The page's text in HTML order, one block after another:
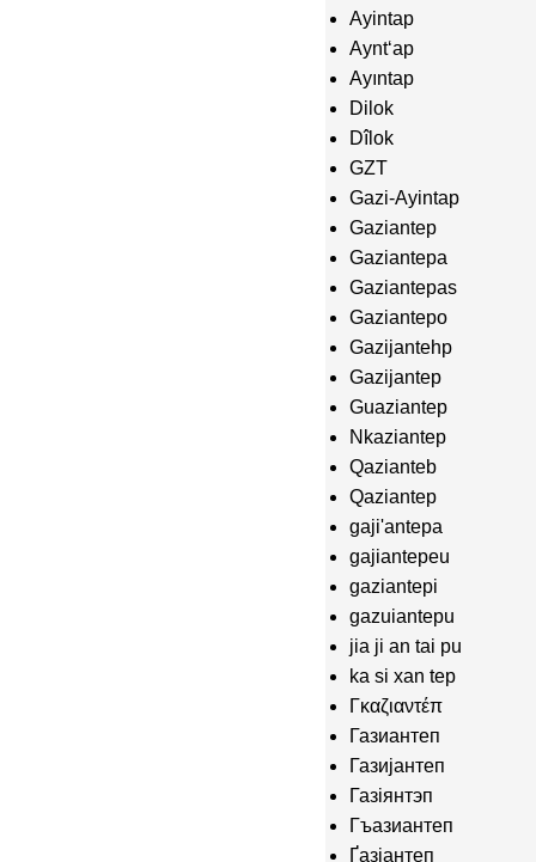
Ayintap
Ayntʻap
Ayıntap
Dilok
Dîlok
GZT
Gazi-Ayintap
Gaziantep
Gaziantepa
Gaziantepas
Gaziantepo
Gazijantehp
Gazijantep
Guaziantep
Nkaziantep
Qazianteb
Qaziantep
gaji'antepa
gajiantepeu
gaziantepi
gazuiantepu
jia ji an tai pu
ka si xan tep
Γκαζιαντέπ
Газиантеп
Газијантеп
Газіянтэп
Гъазиантеп
Ґазіантеп